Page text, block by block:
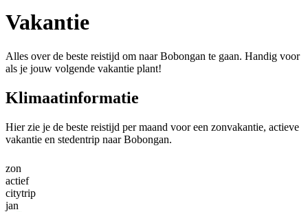
Vakantie
Alles over de beste reistijd om naar Bobongan te gaan. Handig voor
als je jouw volgende vakantie plant!
Klimaatinformatie
Hier zie je de beste reistijd per maand voor een zonvakantie, actieve
vakantie en stedentrip naar Bobongan.
zon
actief
citytrip
jan